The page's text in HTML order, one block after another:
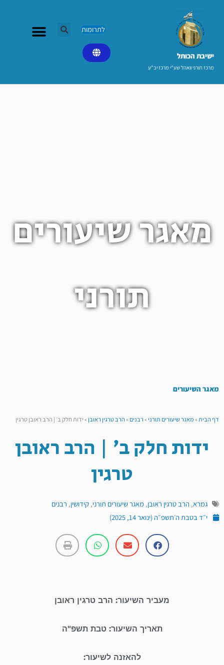
ישיבת הכותל​
מרכז תורני וואהל שע"י מרכז יב"ע
לתרומות
מאגר שיעורים
תורני
מאגר השיעורים
דף הבית»מאגר שיעורים תורני»רבנים»הרב טרגין ראובן»ידות חלק ב׳ | הרב ראובן טרגין
ידות חלק ב׳ | הרב ראובן
טרגין
גמרא, הרב טרגין ראובן, מאגר שיעורים תורני, קידושין, רבנים
י״ד בטבת ה׳תשפ״ה (ינואר 14, 2025)
מעביר השיעור: הרב טרגין ראובן
תאריך השיעור: טבת תשפ"ה
להאזנה לשיעור: